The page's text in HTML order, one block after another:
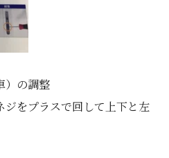
）の調整
ジをプラスで回して上下と左